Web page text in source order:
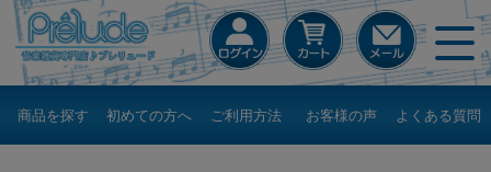
商品を探す 初めての方へ ご利用方法 お客様の声 よくある質問